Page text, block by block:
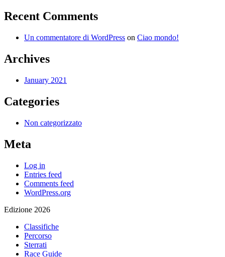
Recent Comments
Un commentatore di WordPress on Ciao mondo!
Archives
January 2021
Categories
Non categorizzato
Meta
Log in
Entries feed
Comments feed
WordPress.org
Edizione 2026
Classifiche
Percorso
Sterrati
Race Guide